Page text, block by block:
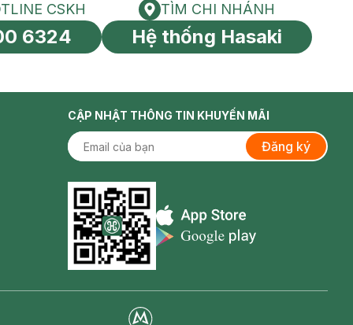
toàn cầu
HOTLINE CSKH
CSKH
6324
Tìm chi nhánh
TÌM CHI NHÁNH
Hệ thống Hasaki
CẬP NHẬT THÔNG TIN KHUYẾN MÃI
Đăng ký
Appstore icon